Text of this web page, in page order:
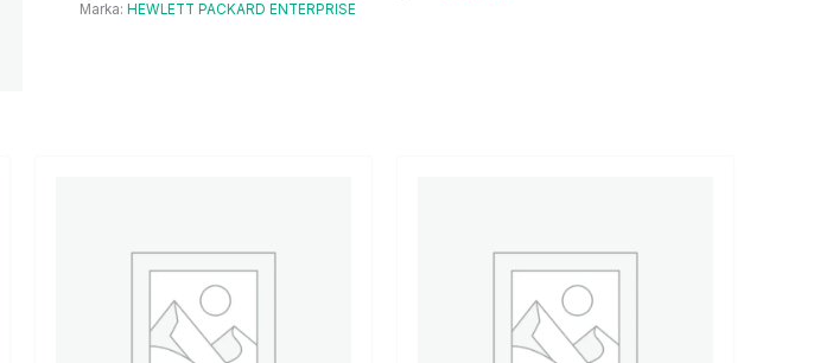
Marka: HEWLETT PACKARD ENTERPRISE